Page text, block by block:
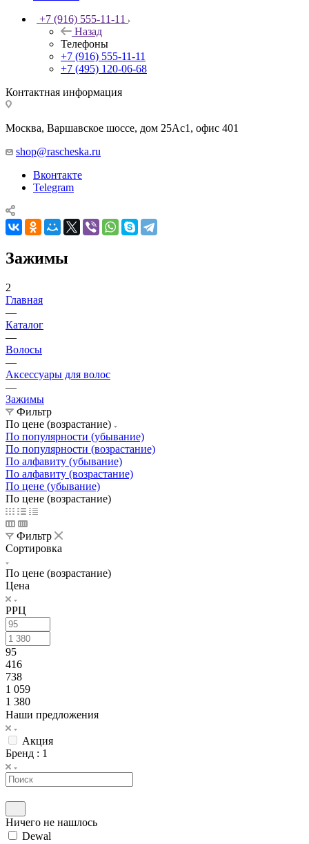
+7 (916) 555-11-11
Назад
Телефоны
+7 (916) 555-11-11
+7 (495) 120-06-68
Контактная информация
Москва, Варшавское шоссе, дом 25Аc1, офис 401
shop@rascheska.ru
Вконтакте
Telegram
Зажимы
2
Главная
—
Каталог
—
Волосы
—
Аксессуары для волос
—
Зажимы
Фильтр
По цене (возрастание)
По популярности (убывание)
По популярности (возрастание)
По алфавиту (убывание)
По алфавиту (возрастание)
По цене (убывание)
По цене (возрастание)
Фильтр
Сортировка
По цене (возрастание)
Цена
РРЦ
95
416
738
1 059
1 380
Наши предложения
Акция
Бренд : 1
Ничего не нашлось
Dewal